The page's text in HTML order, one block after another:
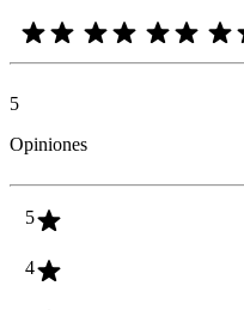
5
Opiniones
5
4